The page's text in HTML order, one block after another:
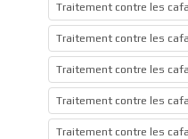
Traitement contre les
Traitement contre les
Traitement contre les
Traitement contre les
Traitement contre les